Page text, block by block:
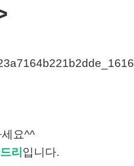
요^^
리 입니다.